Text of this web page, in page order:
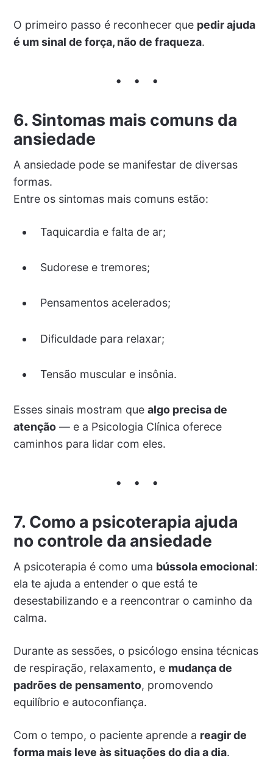
O primeiro passo é reconhecer que pedir ajuda
é um sinal de força, não de fraqueza.
6. Sintomas mais comuns da
ansiedade
A ansiedade pode se manifestar de diversas
formas.
Entre os sintomas mais comuns estão:
Taquicardia e falta de ar;
Sudorese e tremores;
Pensamentos acelerados;
Dificuldade para relaxar;
Tensão muscular e insônia.
Esses sinais mostram que algo precisa de
atenção— e a Psicologia Clínica oferece
caminhos para lidar com eles.
7. Como a psicoterapia ajuda
no controle da ansiedade
A psicoterapia é como uma bússola emocional:
ela te ajuda a entender o que está te
desestabilizando e a reencontrar o caminho da
calma.
Durante as sessões, o psicólogo ensina técnicas
de respiração, relaxamento, e mudança de
padrões de pensamento, promovendo
equilíbrio e autoconfiança.
Com o tempo, o paciente aprende a reagir de
forma mais leve às situações do dia a dia.